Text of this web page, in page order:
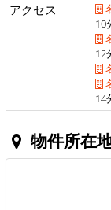
アクセス
10
12
14
物件所在